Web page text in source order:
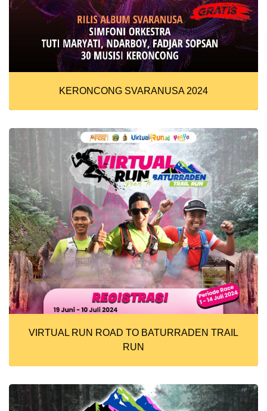
KERONCONG SVARANUSA 2024
VIRTUAL RUN ROAD TO BATURRADEN TRAIL
RUN